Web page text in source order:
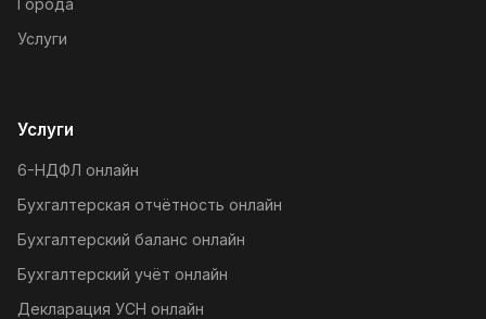
Услуги
Услуги
6-НДФЛ онлайн
Бухгалтерская отчётность онлайн
Бухгалтерский баланс онлайн
Бухгалтерский учёт онлайн
Декларация УСН онлайн